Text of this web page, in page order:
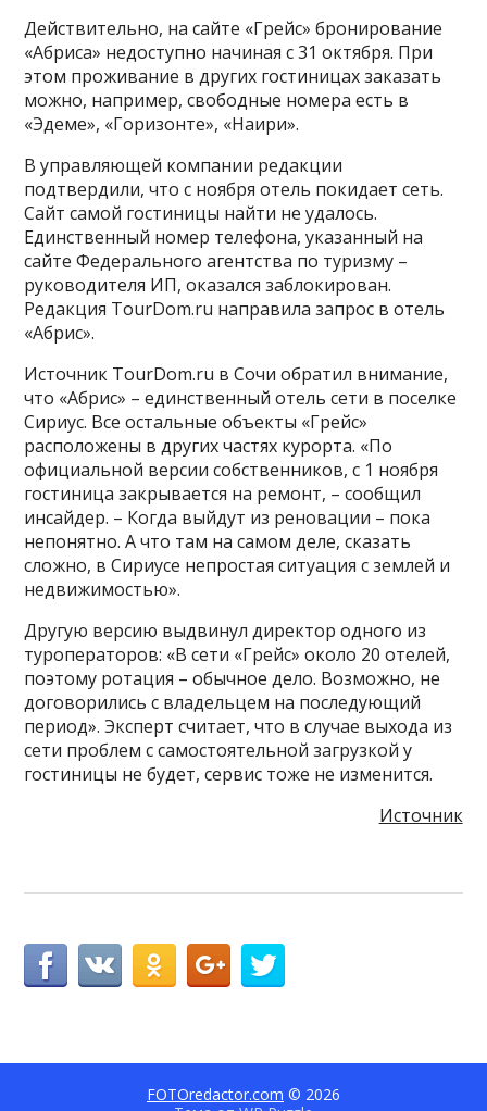
Действительно, на сайте «Грейс» бронирование
«Абриса» недоступно начиная с 31 октября. При
этом проживание в других гостиницах заказать
можно, например, свободные номера есть в
«Эдеме», «Горизонте», «Наири».
В управляющей компании редакции
подтвердили, что с ноября отель покидает сеть.
Сайт самой гостиницы найти не удалось.
Единственный номер телефона, указанный на
сайте Федерального агентства по туризму –
руководителя ИП, оказался заблокирован.
Редакция TourDom.ru направила запрос в отель
«Абрис».
Источник TourDom.ru в Сочи обратил внимание,
что «Абрис» – единственный отель сети в поселке
Сириус. Все остальные объекты «Грейс»
расположены в других частях курорта. «По
официальной версии собственников, с 1 ноября
гостиница закрывается на ремонт, – сообщил
инсайдер. – Когда выйдут из реновации – пока
непонятно. А что там на самом деле, сказать
сложно, в Сириусе непростая ситуация с землей и
недвижимостью».
Другую версию выдвинул директор одного из
туроператоров: «В сети «Грейс» около 20 отелей,
поэтому ротация – обычное дело. Возможно, не
договорились с владельцем на последующий
период». Эксперт считает, что в случае выхода из
сети проблем с самостоятельной загрузкой у
гостиницы не будет, сервис тоже не изменится.
Источник
FOTOredactor.com © 2026